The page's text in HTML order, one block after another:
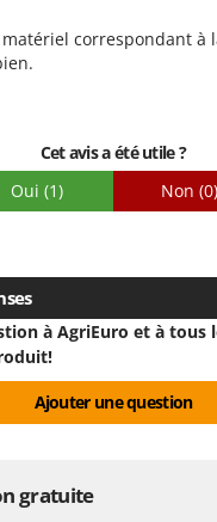
correspondant à
Cet avis a été utile ?
Oui (1) Non (0)
à AgriEuro et à tous
Ajouter une question
gratuite